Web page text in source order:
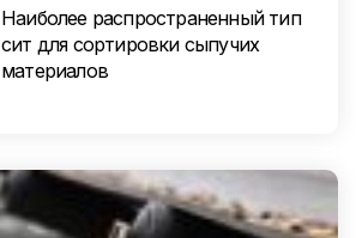
Наиболее распространенный тип
сит для сортировки сыпучих
материалов